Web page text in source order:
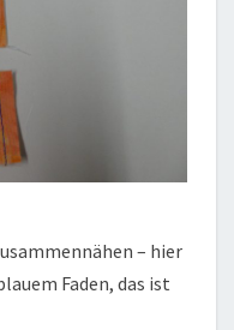
– hier
Faden, das ist